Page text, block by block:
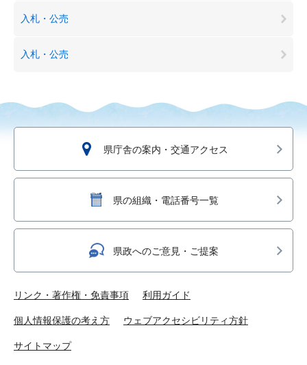
入札・公売
入札・公売
県庁舎の案内・交通アクセス
県の組織・電話番号一覧
県政へのご意見・ご提案
リンク・著作権・免責事項 利用ガイド
個人情報保護の考え方 ウェブアクセシビリティ方針
サイトマップ